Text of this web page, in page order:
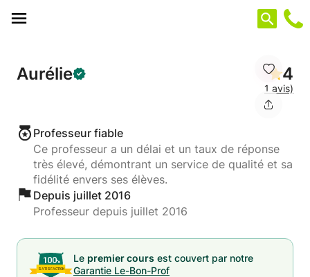
Aurélie 4
1 avis)
Professeur fiable
Ce professeur a un délai et un taux de réponse
très élevé, démontrant un service de qualité et sa
fidélité envers ses élèves.
Depuis juillet 2016
Professeur depuis juillet 2016
Le premier cours est couvert par notre
Garantie Le-Bon-Prof